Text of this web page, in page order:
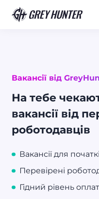
Вакансії від
На тебе
вакансії від
роботодавців
Вакансії для
Перевірені
Гідний рівень